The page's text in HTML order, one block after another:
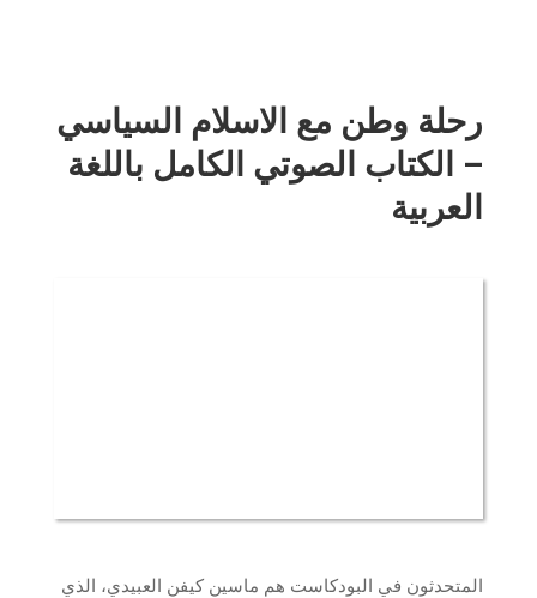
رحلة وطن مع الاسلام السياسي
– الكتاب الصوتي الكامل باللغة
العربية
المتحدثون في البودكاست هم ماسين كيفن العبيدي، الذي